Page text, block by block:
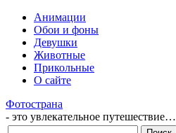
Анимации
Обои и фоны
Девушки
Животные
Прикольные
О сайте
Фотострана
- это увлекательное путешествие…